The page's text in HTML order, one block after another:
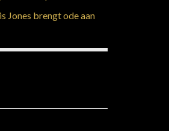
Jones brengt ode aan